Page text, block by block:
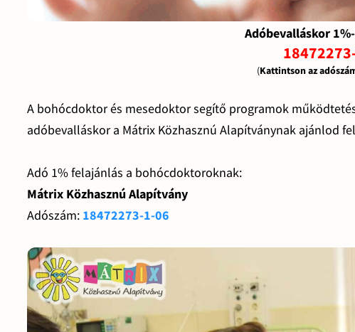
Adóbevalláskor
(Kattintson az
A bohócdoktor és mesedoktor segítő programok
adóbevalláskor a Mátrix Közhasznú Alapítványnak ajánlod
Adó 1% felajánlás a bohócdoktoroknak:
Mátrix Közhasznú Alapítvány
Adószám: 18472273-1-06